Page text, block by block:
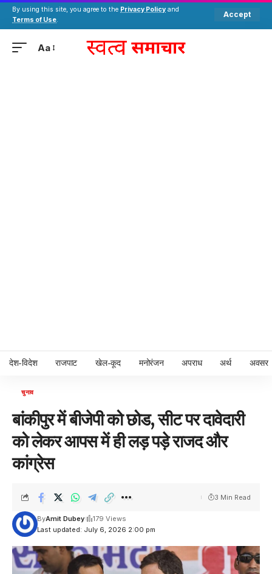
By using this site, you agree to the Privacy Policy and
Terms of Use.
Accept
Aa
देश-विदेश राजपाट खेल-कूद मनोरंजन अपराध अर्थ अवसर
चुनाव
बांकीपुर में बीजेपी को छोड, सीट पर दावेदारी
को लेकर आपस में ही लड़ पड़े राजद और
कांग्रेस
Last updated: July 6, 2026 2:00 pm
ByAmit Dubey 179 Views
3 Min Read